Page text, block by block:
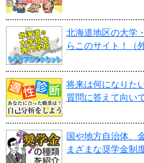
北海道地区の大学
らこのサイト！（
将来は何になりた
質問に答えて向い
国や地方自治体、
まざまな奨学金制